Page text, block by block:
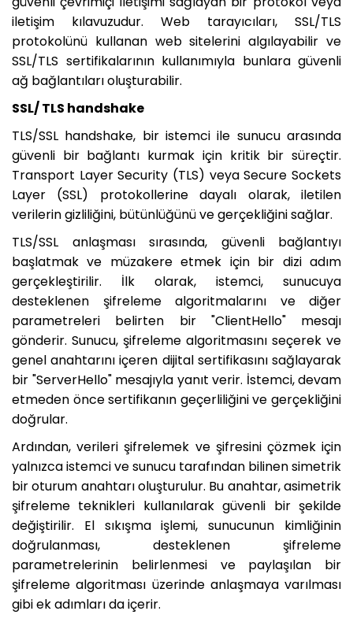
iletişim kılavuzudur. Web tarayıcıları, SSL/TLS
protokolünü kullanan web sitelerini algılayabilir ve
SSL/TLS sertifikalarının kullanımıyla bunlara güvenli
ağ bağlantıları oluşturabilir.
SSL/ TLS handshake
TLS/SSL handshake, bir istemci ile sunucu arasında
güvenli bir bağlantı kurmak için kritik bir süreçtir.
Transport Layer Security (TLS) veya Secure Sockets
Layer (SSL) protokollerine dayalı olarak, iletilen
verilerin gizliliğini, bütünlüğünü ve gerçekliğini sağlar.
TLS/SSL anlaşması sırasında, güvenli bağlantıyı
başlatmak ve müzakere etmek için bir dizi adım
gerçekleştirilir. İlk olarak, istemci, sunucuya
desteklenen şifreleme algoritmalarını ve diğer
parametreleri belirten bir "ClientHello" mesajı
gönderir. Sunucu, şifreleme algoritmasını seçerek ve
genel anahtarını içeren dijital sertifikasını sağlayarak
bir "ServerHello" mesajıyla yanıt verir. İstemci, devam
etmeden önce sertifikanın geçerliliğini ve gerçekliğini
doğrular.
Ardından, verileri şifrelemek ve şifresini çözmek için
yalnızca istemci ve sunucu tarafından bilinen simetrik
bir oturum anahtarı oluşturulur. Bu anahtar, asimetrik
şifreleme teknikleri kullanılarak güvenli bir şekilde
değiştirilir. El sıkışma işlemi, sunucunun kimliğinin
doğrulanması, desteklenen şifreleme
parametrelerinin belirlenmesi ve paylaşılan bir
şifreleme algoritması üzerinde anlaşmaya varılması
gibi ek adımları da içerir.